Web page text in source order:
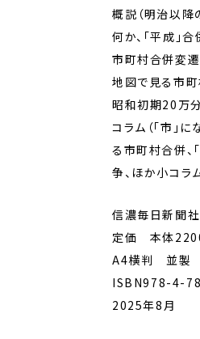
概説（明治以降
何か、「平成」合
市町村合併変遷
地図で見る市町
昭和初期20万分
コラム（「市」
る市町村合併、
争、ほか小コラ
信濃毎日新聞
定価 本体
A4横判 並製
ISBN978-4-
2025年8月